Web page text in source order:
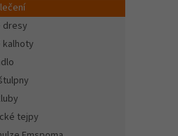
dresy
kalhoty
tejpy